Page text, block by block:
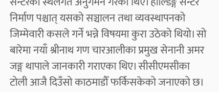
निर्माण पश्चात् यसको सञ्चालन तथा व्यवस्थापनको
जिम्मेवारी कसले गर्ने भन्ने विषयमा कुरा उठेको थियो। सो
बारेमा नयाँ श्रीनाथ गण चारआलीका प्रमुख सेनानी अमर
जङ्ग थापाले जानकारी गराएका थिए। सीसीएमसीका
टोली आजै दिउँसो काठमाडौँ फर्किसकेको जनाएको छ।